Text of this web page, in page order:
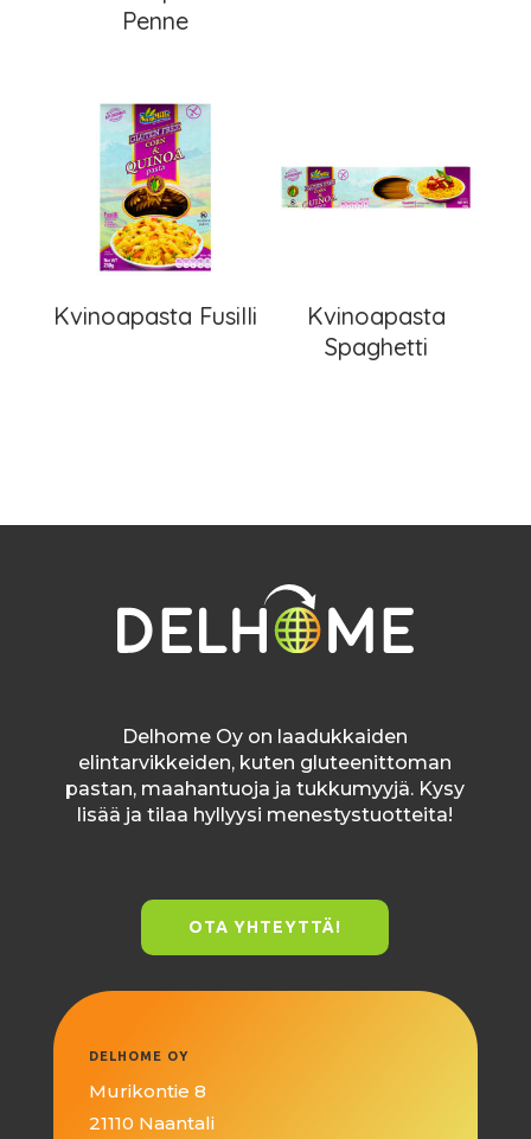
Penne
Kvinoapasta Fusilli
Kvinoapasta
Spaghetti
Delhome Oy on laadukkaiden
elintarvikkeiden, kuten gluteenittoman
pastan, maahantuoja ja tukkumyyjä. Kysy
lisää ja tilaa hyllyysi menestystuotteita!
OTA YHTEYTTÄ!
DELHOME OY
Murikontie 8
21110 Naantali